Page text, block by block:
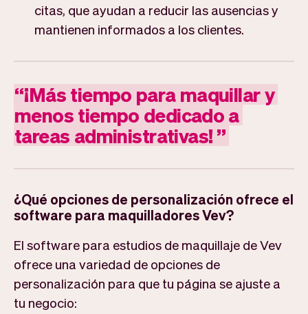
citas, que ayudan a reducir las ausencias y
mantienen informados a los clientes.
“¡Mástiempo para maquillary
menostiempo dedicadoa
tareas administrativas!”
¿Qué opciones de personalización ofrece el
software para maquilladores Vev?
El software para estudios de maquillaje de Vev
ofrece una variedad de opciones de
personalización para que tu página se ajuste a
tu negocio: